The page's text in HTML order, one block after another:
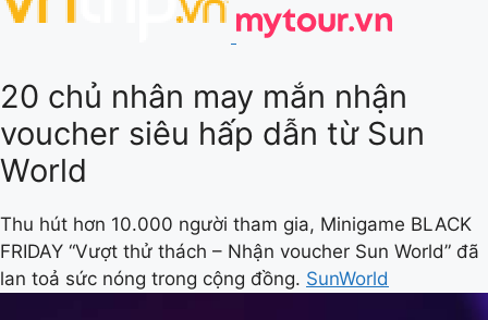
20 chủ nhân may mắn nhận
voucher siêu hấp dẫn từ Sun
World
Thu hút hơn 10.000 người tham gia, Minigame BLACK
FRIDAY “Vượt thử thách – Nhận voucher Sun World” đã
lan toả sức nóng trong cộng đồng. SunWorld